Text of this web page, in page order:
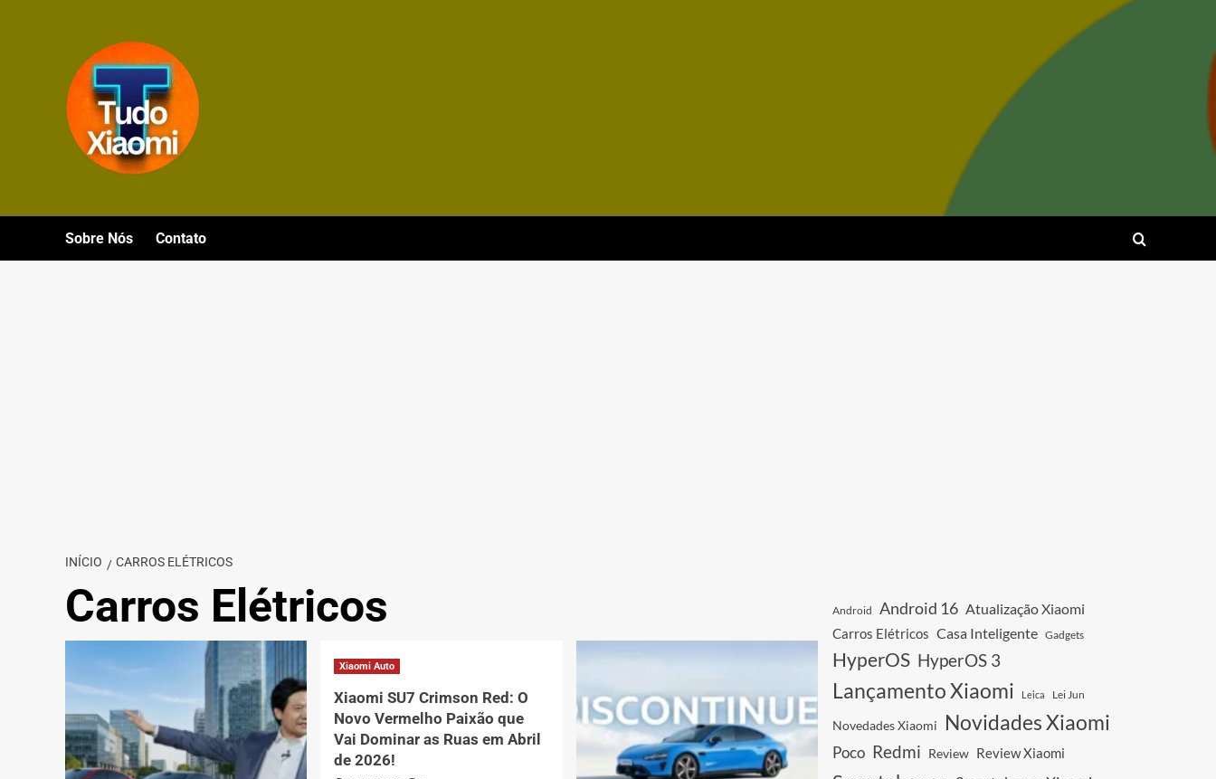
Sobre Nós Contato
INÍCIO CARROS ELÉTRICOS
Carros Elétricos
Xiaomi Auto
Xiaomi SU7 Crimson Red: O
Novo Vermelho Paixão que
Vai Dominar as Ruas em Abril
de 2026!
Android Android 16 Atualização Xiaomi
Carros Elétricos Casa Inteligente Gadgets
HyperOS HyperOS 3
Lançamento Xiaomi Leica Lei Jun
Novedades Xiaomi Novidades Xiaomi
Poco Redmi Review Review Xiaomi